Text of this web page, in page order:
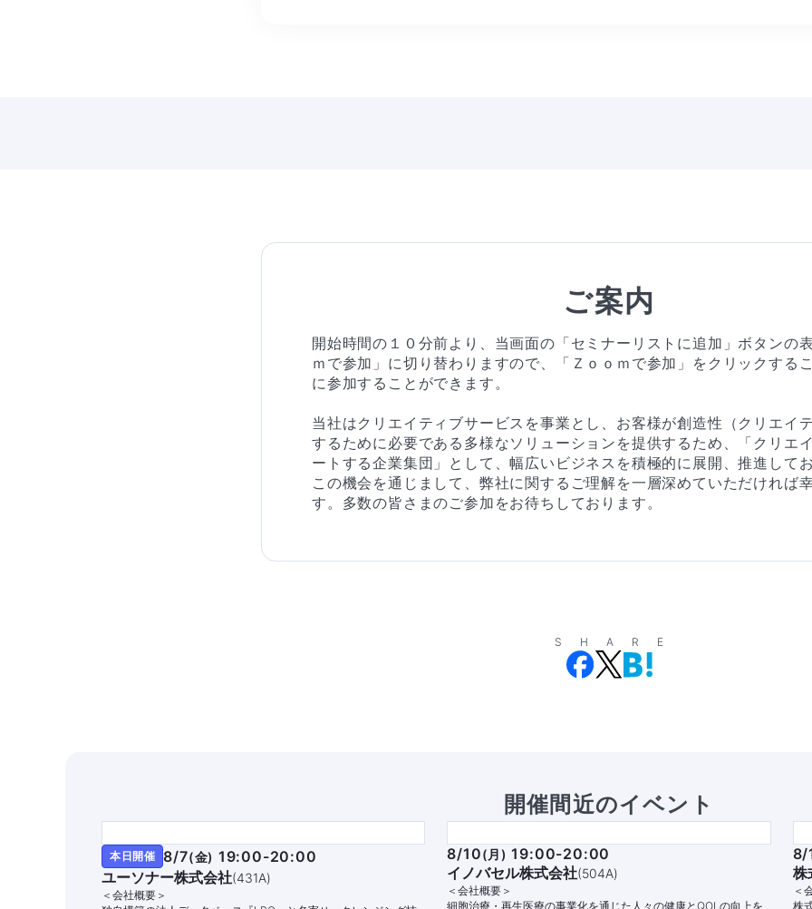
ご案内
開始時間の１０分前より、当画面の「セミナーリストに追加」ボタンの
ｍで参加」に切り替わりますので、「Ｚｏｏｍで参加」をクリックする
に参加することができます。
当社はクリエイティブサービスを事業とし、お客様が創造性（クリエイ
するために必要である多様なソリューションを提供するため、「クリエ
ートする企業集団」として、幅広いビジネスを積極的に展開、推進して
この機会を通じまして、弊社に関するご理解を一層深めていただければ
す。多数の皆さまのご参加をお待ちしております。
SHARE
開催間近のイベント
本日開催 8/7(金) 19:00-20:00
ユーソナー株式会社(431A)
＜会社概要＞
8/10( 月) 19:00-20:00
イノバセル株式会社(504A)
＜会社概要＞
細胞治療・再生医療の事業化を通じた人々の健康とQOLの向上を
8/
株
＜
株